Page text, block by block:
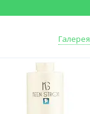
Галерея